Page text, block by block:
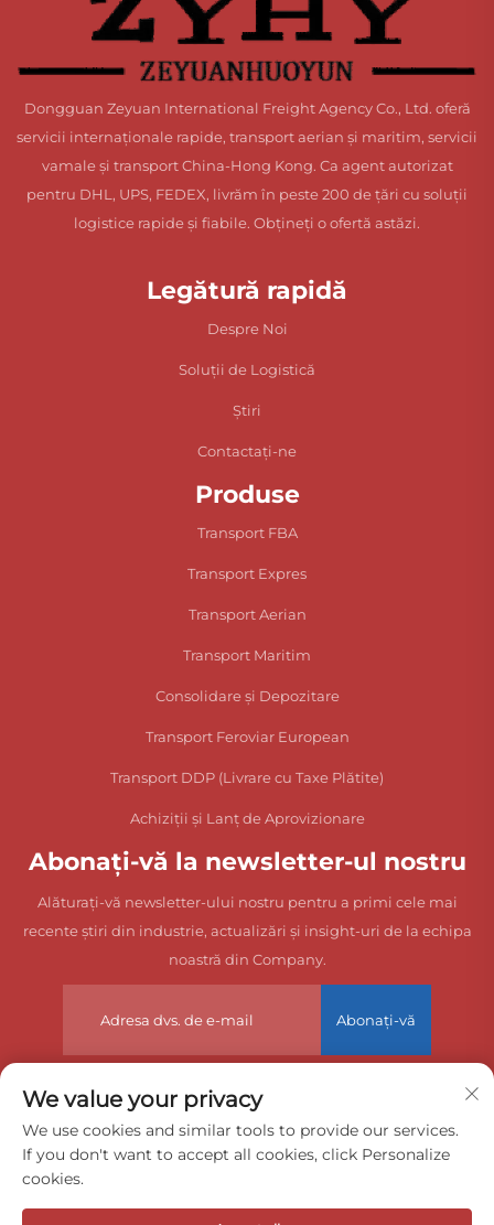
Dongguan Zeyuan International Freight Agency Co., Ltd. oferă
servicii internaționale rapide, transport aerian și maritim, servicii
vamale și transport China-Hong Kong. Ca agent autorizat
pentru DHL, UPS, FEDEX, livrăm în peste 200 de țări cu soluții
logistice rapide și fiabile. Obțineți o ofertă astăzi.
Legătură rapidă
Despre Noi
Soluții de Logistică
Știri
Contactați-ne
Produse
Transport FBA
Transport Expres
Transport Aerian
Transport Maritim
Consolidare și Depozitare
Transport Feroviar European
Transport DDP (Livrare cu Taxe Plătite)
Achiziții și Lanț de Aprovizionare
Abonați-vă la newsletter-ul nostru
Alăturați-vă newsletter-ului nostru pentru a primi cele mai
recente știri din industrie, actualizări și insight-uri de la echipa
noastră din Company.
Abonați-vă
Drepturi de autor © 2025 China Dongguan Zeyuan International
Freight Agency Co., Ltd. Toate drepturile rezervate.
We value your privacy
We use cookies and similar tools to provide our services.
If you don't want to accept all cookies, click Personalize
cookies.